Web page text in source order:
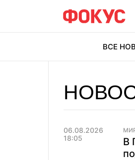
ВСЕ
06.08.2026
18:05
В